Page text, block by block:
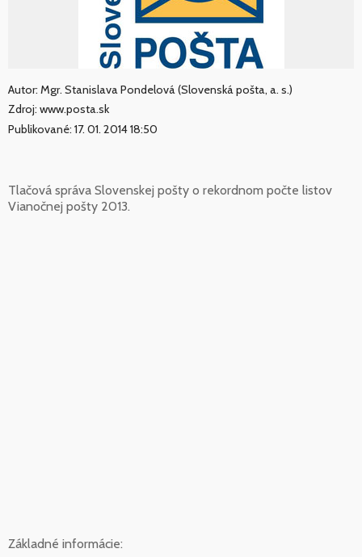
Autor: Mgr. Stanislava Pondelová (Slovenská pošta, a. s.)
Zdroj: www.posta.sk
Publikované: 17. 01. 2014 18:50
Tlačová správa Slovenskej pošty o rekordnom počte listov
Vianočnej pošty 2013.
Základné informácie: